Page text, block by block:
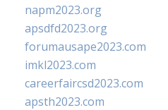
napm2023.org
apsdfd2023.org
forumausape2023.com
imkl2023.com
careerfaircsd2023.com
apsth2023.com